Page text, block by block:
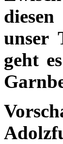
unser
geht